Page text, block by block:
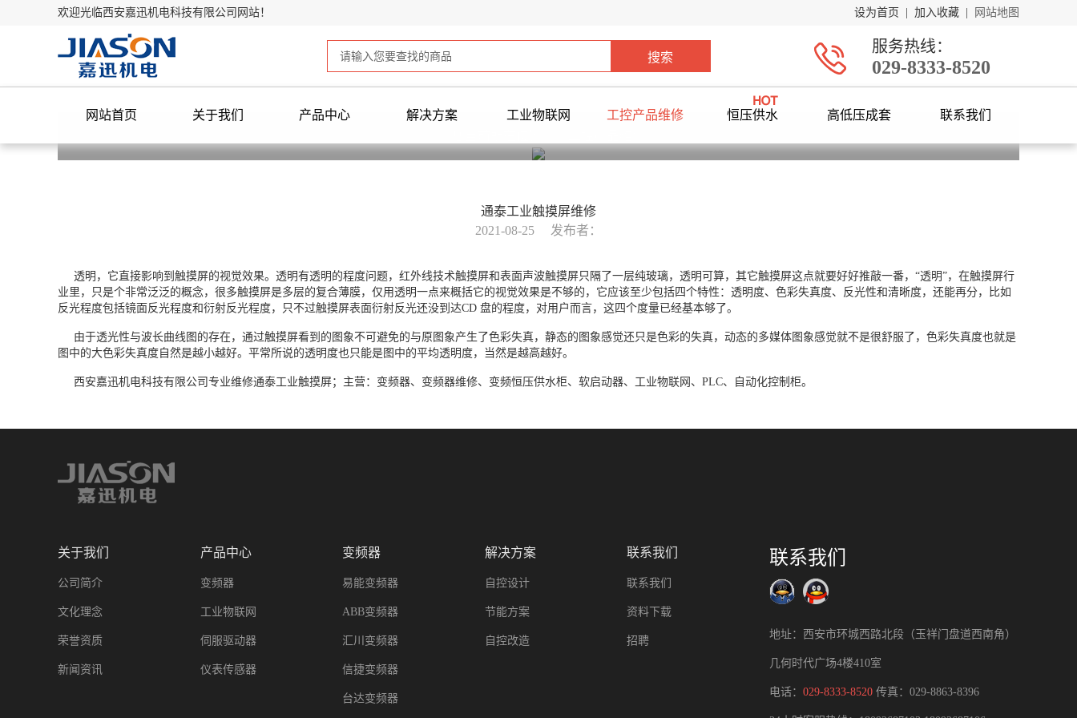
欢迎光临西安嘉迅机电科技有限公司网站！ 设为首页 加入收藏 网站地图
服务热线：
029-8333-8520
网站首页 关于我们 产品中心 解决方案 工业物联网 工控产品维修 恒压供水 高低压成套
联系我们
通泰工业触摸屏维修
2021-08-25
发布者：
透明，它直接影响到触摸屏的视觉效果。透明有透明的程度问题，红外线技术触摸屏和表面声波触摸屏只隔了一层纯玻璃，透明可算，其它触摸屏这点就要好好推敲一番，“透明”，在触摸屏行
业里，只是个非常泛泛的概念，很多触摸屏是多层的复合薄膜，仅用透明一点来概括它的视觉效果是不够的，它应该至少包括四个特性：透明度、色彩失真度、反光性和清晰度，还能再分，比如
反光程度包括镜面反光程度和衍射反光程度，只不过触摸屏表面衍射反光还没到达CD 盘的程度，对用户而言，这四个度量已经基本够了。
由于透光性与波长曲线图的存在，通过触摸屏看到的图象不可避免的与原图象产生了色彩失真，静态的图象感觉还只是色彩的失真，动态的多媒体图象感觉就不是很舒服了，色彩失真度也就是
图中的大色彩失真度自然是越小越好。平常所说的透明度也只能是图中的平均透明度，当然是越高越好。
西安嘉迅机电科技有限公司专业维修通泰工业触摸屏；主营：变频器、变频器维修、变频恒压供水柜、软启动器、工业物联网、PLC、自动化控制柜。
关于我们
公司简介
文化理念
荣誉资质
新闻资讯
产品中心
变频器
工业物联网
伺服驱动器
仪表传感器
变频器
易能变频器
ABB变频器
汇川变频器
信捷变频器
台达变频器
解决方案
自控设计
节能方案
自控改造
联系我们
联系我们
资料下载
招聘
联系我们
地址：西安市环城西路北段（玉祥门盘道西南角）
几何时代广场4楼410室
电话： 029-8333-8520 传真：029-8863-8396